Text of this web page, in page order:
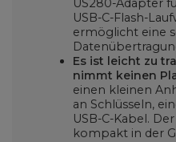
US280-Adapter
USB-C-Flash-
ermöglicht eine
Es ist leicht zu
nimmt keinen
einen kleinen
an Schlüsseln,
USB-C-Kabel.
kompakt in der